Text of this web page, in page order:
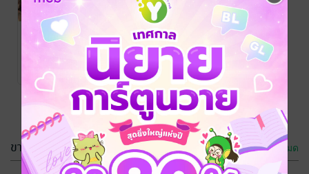
คลื่นรัก ลมลวง
ทรายสะท้อนแสง
อ้อมเดือน
นิยายรัก
1 Rating
นิยายปมร้อยรัก
ทรายสะท้อนแสง
อ้อมเดือน
นิยายชีวิต/ดรามา
1 Rating
ขายดี ดูทั้งหมด